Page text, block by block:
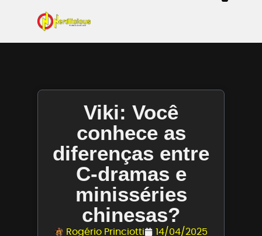
Viki: Você
conhece as
diferenças entre
C-dramas e
minisséries
chinesas?
Rogério Princiotti 14/04/2025